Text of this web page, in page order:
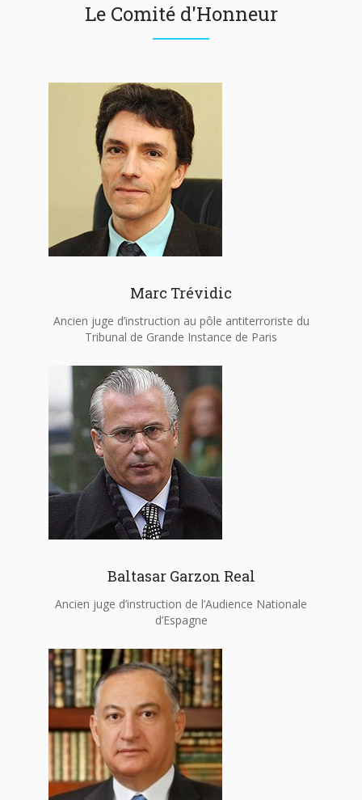
Le Comité d'Honneur
Marc Trévidic
Ancien juge d’instruction au pôle antiterroriste du
Tribunal de Grande Instance de Paris
Baltasar Garzon Real
Ancien juge d’instruction de l’Audience Nationale
d’Espagne